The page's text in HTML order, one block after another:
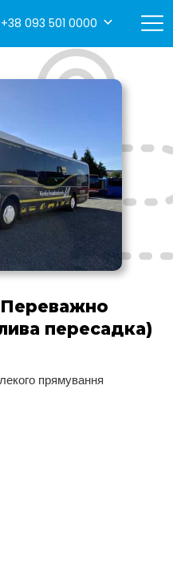
+38 093 501 0000
пересадка)
прямування